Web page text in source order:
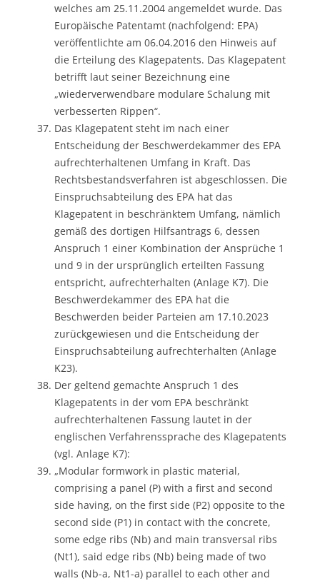
welches am 25.11.2004 angemeldet wurde. Das
Europäische Patentamt (nachfolgend: EPA)
veröffentlichte am 06.04.2016 den Hinweis auf
die Erteilung des Klagepatents. Das Klagepatent
betrifft laut seiner Bezeichnung eine
„wiederverwendbare modulare Schalung mit
verbesserten Rippen“.
Das Klagepatent steht im nach einer
Entscheidung der Beschwerdekammer des EPA
aufrechterhaltenen Umfang in Kraft. Das
Rechtsbestandsverfahren ist abgeschlossen. Die
Einspruchsabteilung des EPA hat das
Klagepatent in beschränktem Umfang, nämlich
gemäß des dortigen Hilfsantrags 6, dessen
Anspruch 1 einer Kombination der Ansprüche 1
und 9 in der ursprünglich erteilten Fassung
entspricht, aufrechterhalten (Anlage K7). Die
Beschwerdekammer des EPA hat die
Beschwerden beider Parteien am 17.10.2023
zurückgewiesen und die Entscheidung der
Einspruchsabteilung aufrechterhalten (Anlage
K23).
Der geltend gemachte Anspruch 1 des
Klagepatents in der vom EPA beschränkt
aufrechterhaltenen Fassung lautet in der
englischen Verfahrenssprache des Klagepatents
(vgl. Anlage K7):
„Modular formwork in plastic material,
comprising a panel (P) with a first and second
side having, on the first side (P2) opposite to the
second side (P1) in contact with the concrete,
some edge ribs (Nb) and main transversal ribs
(Nt1), said edge ribs (Nb) being made of two
walls (Nb-a, Nt1-a) parallel to each other and